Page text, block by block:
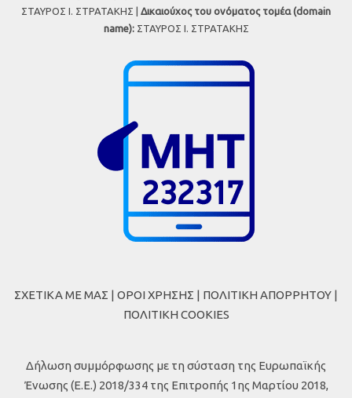
ΣΤΑΥΡΟΣ Ι. ΣΤΡΑΤΑΚΗΣ | Δικαιούχος του ονόματος τομέα (domain
name):ΣΤΑΥΡΟΣ Ι. ΣΤΡΑΤΑΚΗΣ
ΣΧΕΤΙΚΑ ΜΕ ΜΑΣ | ΟΡΟΙ ΧΡΗΣΗΣ | ΠΟΛΙΤΙΚΗ ΑΠΟΡΡΗΤΟΥ |
ΠΟΛΙΤΙΚΗ COOKIES
Δήλωση συμμόρφωσης με τη σύσταση της Ευρωπαϊκής
Ένωσης (Ε.Ε.) 2018/334 της Επιτροπής 1ης Μαρτίου 2018,